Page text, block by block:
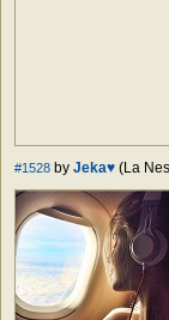
#1528 by Jeka♥ (La